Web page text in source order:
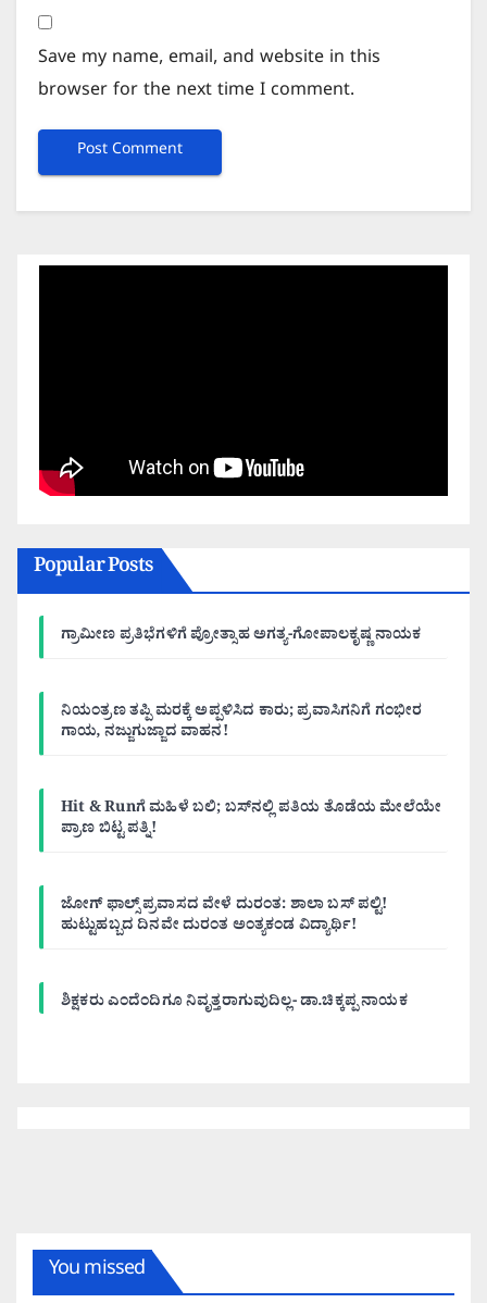
Save my name, email, and website in this
browser for the next time I comment.
Popular Posts
ಗ್ರಾಮೀಣ ಪ್ರತಿಭೆಗಳಿಗೆ ಪ್ರೋತ್ಸಾಹ ಅಗತ್ಯ-ಗೋಪಾಲಕೃಷ್ಣ ನಾಯಕ
ನಿಯಂತ್ರಣ ತಪ್ಪಿ ಮರಕ್ಕೆ ಅಪ್ಪಳಿಸಿದ ಕಾರು; ಪ್ರವಾಸಿಗನಿಗೆ ಗಂಭೀರ
ಗಾಯ, ನಜ್ಜುಗುಜ್ಜಾದ ವಾಹನ!
Hit & Runಗೆ ಮಹಿಳೆ ಬಲಿ; ಬಸ್‌ನಲ್ಲಿ ಪತಿಯ ತೊಡೆಯ ಮೇಲೆಯೇ
ಪ್ರಾಣ ಬಿಟ್ಟ ಪತ್ನಿ!
ಜೋಗ್ ಫಾಲ್ಸ್ ಪ್ರವಾಸದ ವೇಳೆ ದುರಂತ: ಶಾಲಾ ಬಸ್ ಪಲ್ಟಿ!
ಹುಟ್ಟುಹಬ್ಬದ ದಿನವೇ ದುರಂತ ಅಂತ್ಯಕಂಡ ವಿದ್ಯಾರ್ಥಿ!
ಶಿಕ್ಷಕರು ಎಂದೆಂದಿಗೂ ನಿವೃತ್ತರಾಗುವುದಿಲ್ಲ- ಡಾ.ಚಿಕ್ಕಪ್ಪ ನಾಯಕ
You missed